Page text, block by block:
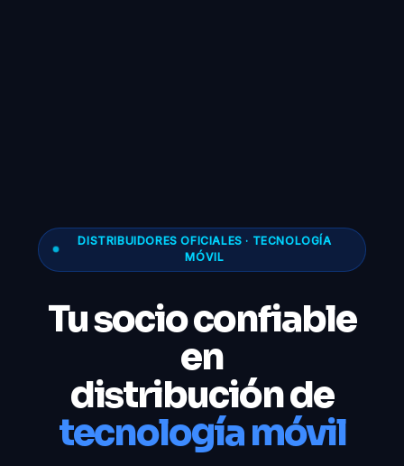
DISTRIBUIDORES OFICIALES · TECNOLOGÍA
MÓVIL
Tu socio confiable
en
distribución de
tecnología móvil